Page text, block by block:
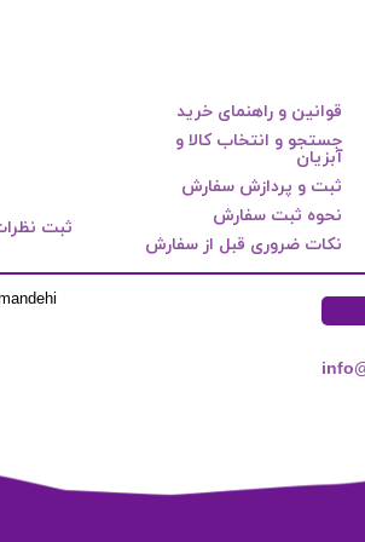
قوانین و راهنمای خرید
جستجو و انتخاب کالا و
آبزیان
ثبت و پردازش سفارش
نحوه ثبت سفارش
نکات ضروری قبل از سفارش
ثبت